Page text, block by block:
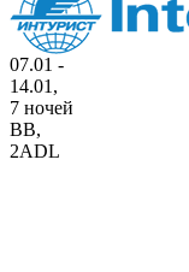
07.01 -
14.01,
7 ночей
BB,
2ADL